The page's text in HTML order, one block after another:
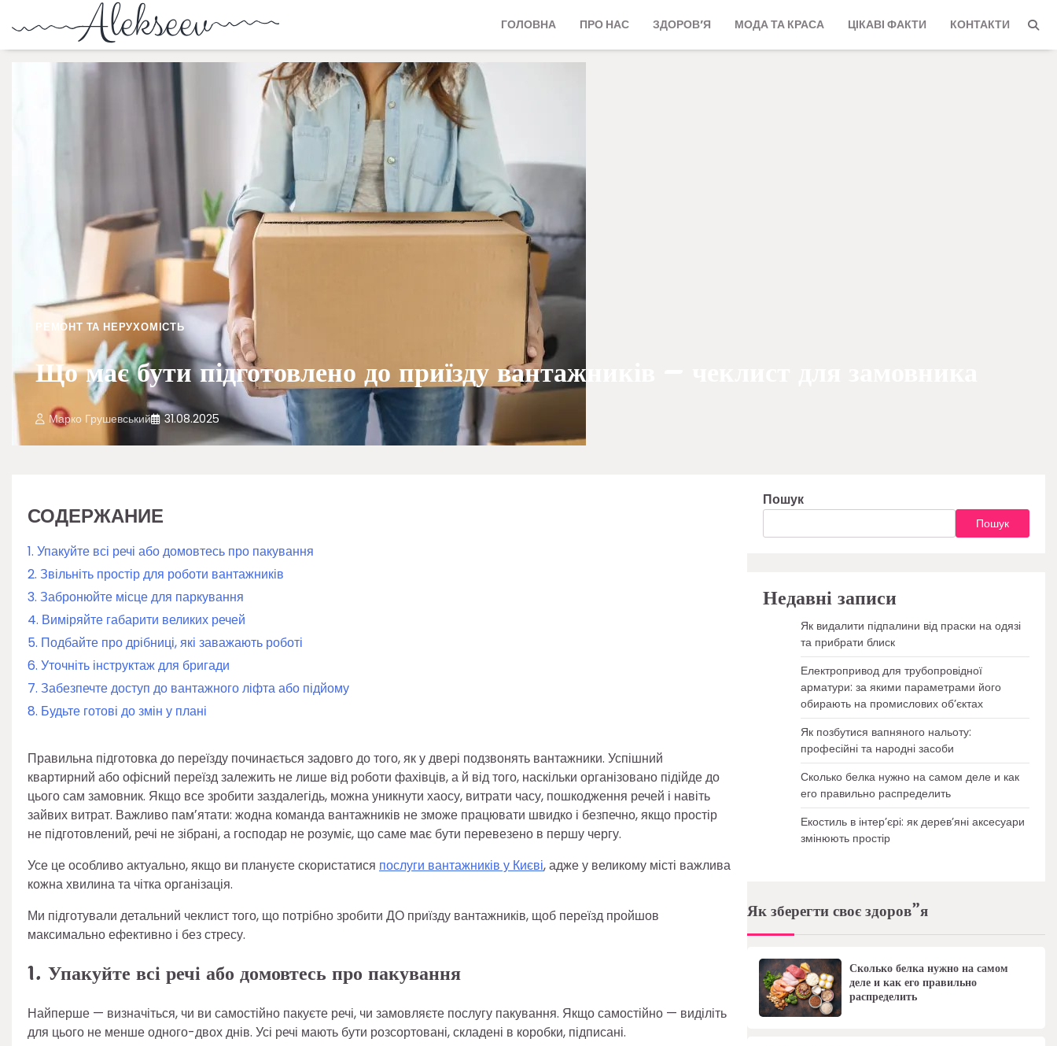
ГОЛОВНА ПРО НАС ЗДОРОВ’Я МОДА ТА КРАСА ЦІКАВІ ФАКТИ КОНТАКТИ
РЕМОНТ ТА НЕРУХОМІСТЬ
Що має бути підготовлено до приїзду вантажників – чеклист для замовника
Марко Грушевський 31.08.2025
СОДЕРЖАНИЕ
1. Упакуйте всі речі або домовтесь про пакування
2. Звільніть простір для роботи вантажників
3. Забронюйте місце для паркування
4. Виміряйте габарити великих речей
5. Подбайте про дрібниці, які заважають роботі
6. Уточніть інструктаж для бригади
7. Забезпечте доступ до вантажного ліфта або підйому
8. Будьте готові до змін у плані
Правильна підготовка до переїзду починається задовго до того, як у двері подзвонять вантажники. Успішний
квартирний або офісний переїзд залежить не лише від роботи фахівців, а й від того, наскільки організовано підійде до
цього сам замовник. Якщо все зробити заздалегідь, можна уникнути хаосу, витрати часу, пошкодження речей і навіть
зайвих витрат. Важливо памʼятати: жодна команда вантажників не зможе працювати швидко і безпечно, якщо простір
не підготовлений, речі не зібрані, а господар не розуміє, що саме має бути перевезено в першу чергу.
Усе це особливо актуально, якщо ви плануєте скористатися послуги вантажників у Києві, адже у великому місті важлива
кожна хвилина та чітка організація.
Ми підготували детальний чеклист того, що потрібно зробити ДО приїзду вантажників, щоб переїзд пройшов
максимально ефективно і без стресу.
1. Упакуйте всі речі або домовтесь про пакування
Найперше — визначіться, чи ви самостійно пакуєте речі, чи замовляєте послугу пакування. Якщо самостійно — виділіть
для цього не менше одного-двох днів. Усі речі мають бути розсортовані, складені в коробки, підписані.
Пошук
Пошук
Недавні записи
Як видалити підпалини від праски на одязі
та прибрати блиск
Електропривод для трубопровідної
арматури: за якими параметрами його
обирають на промислових об’єктах
Як позбутися вапняного нальоту:
професійні та народні засоби
Сколько белка нужно на самом деле и как
его правильно распределить
Екостиль в інтер’єрі: як дерев’яні аксесуари
змінюють простір
Як зберегти своє здоров”я
Сколько белка нужно на самом
деле и как его правильно
распределить